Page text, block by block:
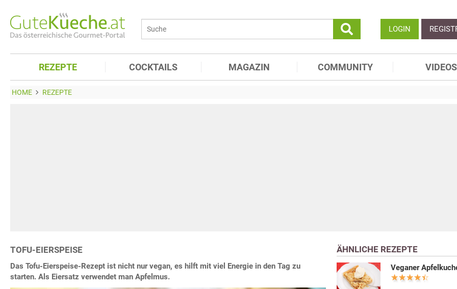
LOGIN
REZEPTE COCKTAILS MAGAZIN COMMUNITY VIDEOS
HOME REZEPTE
TOFU-EIERSPEISE
Das Tofu-Eierspeise-Rezept ist nicht nur vegan, es hilft mit viel Energie in den Tag zu
starten. Als Eiersatz verwendet man Apfelmus.
ÄHNLICHE REZEPTE
Veganer